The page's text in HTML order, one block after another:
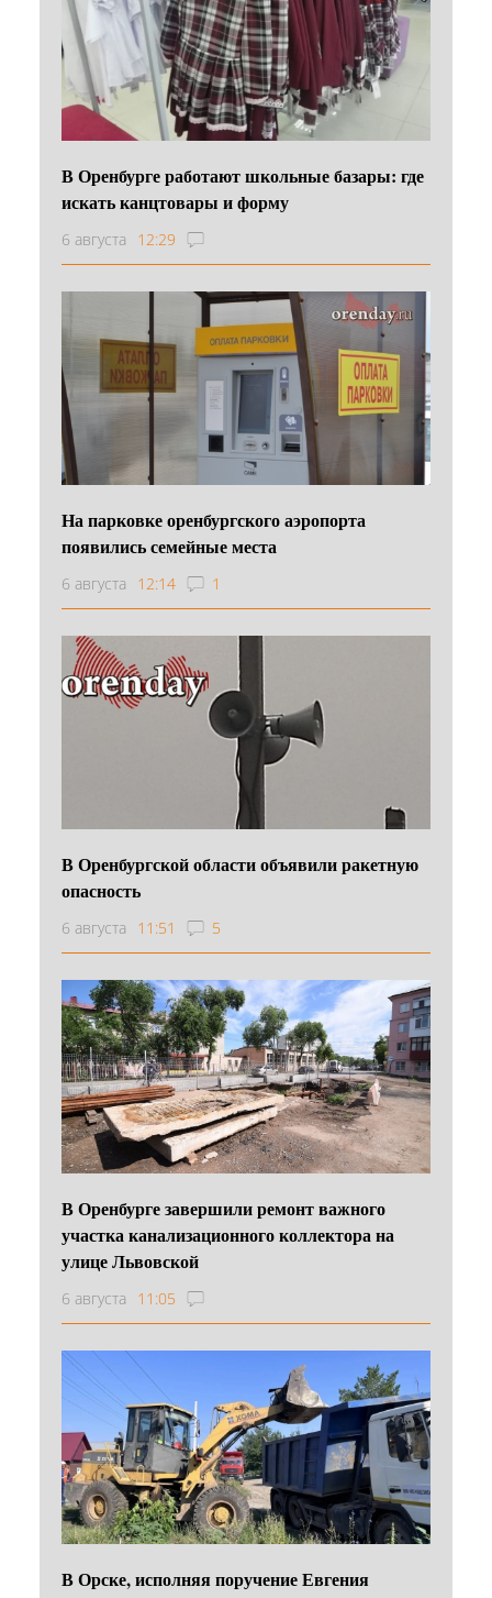
В Оренбурге работают школьные базары: где
искать канцтовары и форму
6 августа 12:29
На парковке оренбургского аэропорта
появились семейные места
6 августа 12:14 1
В Оренбургской области объявили ракетную
опасность
6 августа 11:51 5
В Оренбурге завершили ремонт важного
участка канализационного коллектора на
улице Львовской
6 августа 11:05
В Орске, исполняя поручение Евгения